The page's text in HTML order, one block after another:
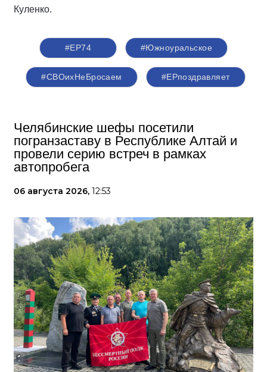
Куленко.
#ЕР74 #Южноуральское
#СВОихНеБросаем #ЕРпоздравляет
Челябинские шефы посетили
погранзаставу в Республике Алтай и
провели серию встреч в рамках
автопробега
06 августа 2026, 12:53